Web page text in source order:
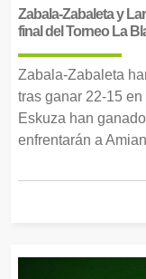
Zabala-Zabaleta y
final del Torneo La
Zabala-Zabaleta
tras ganar 22-15
Eskuza han
enfrentarán a